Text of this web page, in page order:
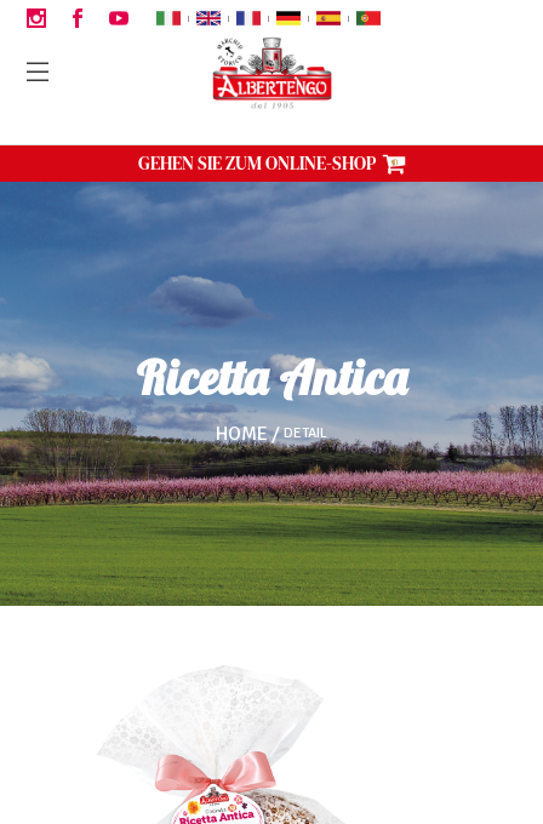
| | | | |
GEHEN SIE ZUM ONLINE-SHOP
Ricetta Antica
HOME DETAIL